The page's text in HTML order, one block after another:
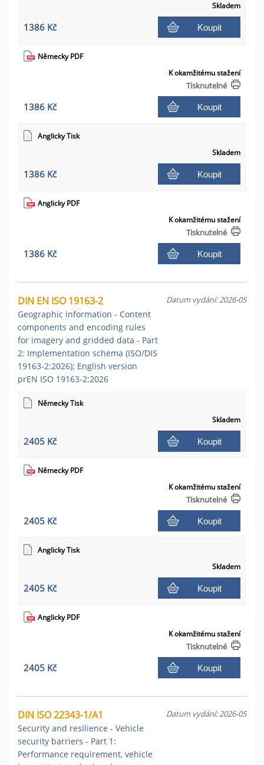
Skladem
1386 Kč Koupit
Německy PDF
K okamžitému stažení
Tisknutelné
1386 Kč Koupit
Anglicky Tisk
Skladem
1386 Kč Koupit
Anglicky PDF
K okamžitému stažení
Tisknutelné
1386 Kč Koupit
DIN EN ISO 19163-2
Geographic information - Content
components and encoding rules
for imagery and gridded data - Part
2: Implementation schema (ISO/DIS
19163-2:2026); English version
prEN ISO 19163-2:2026
Datum vydání: 2026-05
Německy Tisk
Skladem
2405 Kč Koupit
Německy PDF
K okamžitému stažení
Tisknutelné
2405 Kč Koupit
Anglicky Tisk
Skladem
2405 Kč Koupit
Anglicky PDF
K okamžitému stažení
Tisknutelné
2405 Kč Koupit
DIN ISO 22343-1/A1
Security and resilience - Vehicle
security barriers - Part 1:
Performance requirement, vehicle
Datum vydání: 2026-05